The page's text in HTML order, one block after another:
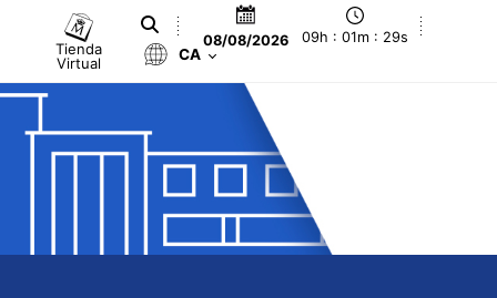
Tienda
Virtual
08/08/2026 09h : 01m : 29s
CA